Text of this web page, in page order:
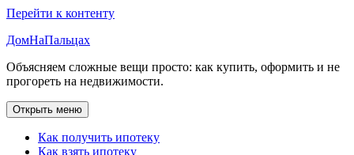
Перейти к контенту
ДомНаПальцах
Объясняем сложные вещи просто: как купить, оформить и не
прогореть на недвижимости.
Открыть меню
Как получить ипотеку
Как взять ипотеку